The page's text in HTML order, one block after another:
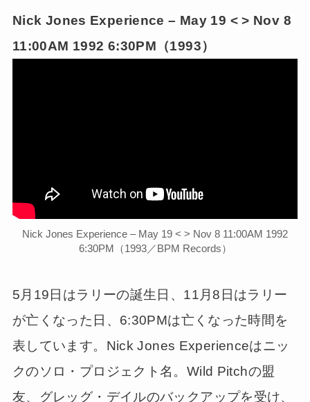
Nick Jones Experience – May 19 < > Nov 8
11:00AM 1992 6:30PM（1993）
Nick Jones Experience – May 19 < > Nov 8 11:00AM 1992
6:30PM（1993／BPM Records）
5月19日はラリーの誕生日、11月8日はラリー
が亡くなった日、6:30PMは亡くなった時間を
表しています。Nick Jones Experienceはニッ
クのソロ・プロジェクト名。Wild Pitchの盟
友、グレッグ・デイルのバックアップを受け、